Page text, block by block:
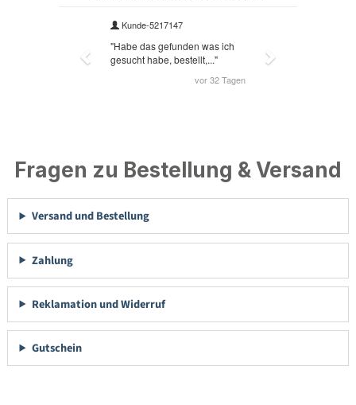
Fragen zu Bestellung & Versand
Versand und Bestellung
Zahlung
Reklamation und Widerruf
Gutschein